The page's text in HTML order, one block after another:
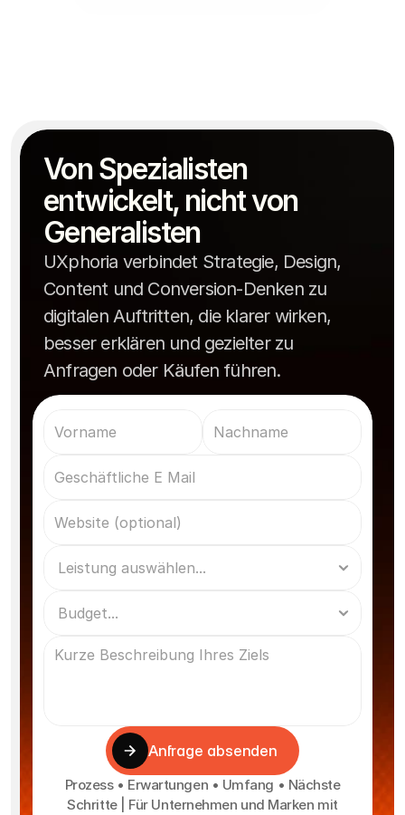
Von Spezialisten
entwickelt, nicht von
Generalisten
UXphoria verbindet Strategie, Design,
Content und Conversion-Denken zu
digitalen Auftritten, die klarer wirken,
besser erklären und gezielter zu
Anfragen oder Käufen führen.
Anfrage absenden
Prozess • Erwartungen • Umfang • Nächste
Schritte | Für Unternehmen und Marken mit